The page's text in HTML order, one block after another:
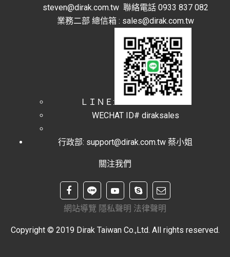
steven@dirak.com.tw 聯絡電話 0933 837 082
業務二部 總信箱 : sales@dirak.com.tw
ＬＩＮＥ:
WECHAT ID# diraksales
行政部: support@dirak.com.tw 蔡小姐
關注我們
網站導覽 隱私聲明 法律聲明
Copyright © 2019 Dirak Taiwan Co.,Ltd. All rights reserved.